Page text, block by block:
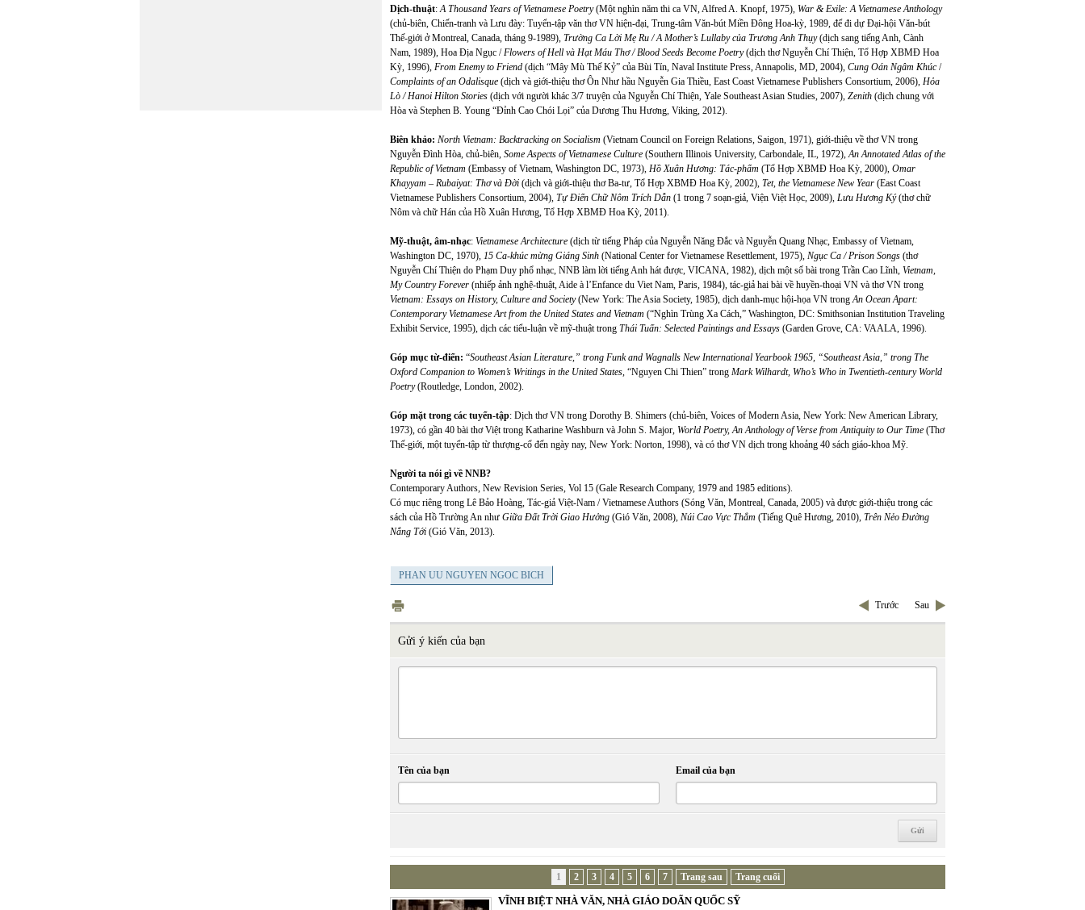
Dịch-thuật:A Thousand Years of Vietnamese Poetry(Một nghìn năm thi ca VN, Alfred A. Knopf, 1975), War & Exile: A Vietnamese Anthology
(chủ-biên, Chiến-tranh và Lưu đày: Tuyển-tập văn thơ VN hiện-đại, Trung-tâm Văn-bút Miền Đông Hoa-kỳ, 1989, để đi dự Đại-hội Văn-bút
Thế-giới ở Montreal, Canada, tháng 9-1989), Trường Ca Lời Mẹ Ru / A Mother’s Lullaby của Trương Anh Thụy(dịch sang tiếng Anh, Cành
Nam, 1989), Hoa Địa Ngục /Flowers of Hell và Hạt Máu Thơ / Blood Seeds Become Poetry(dịch thơ Nguyễn Chí Thiện, Tổ Hợp XBMĐ Hoa
Kỳ, 1996), From Enemy to Friend (dịch “Mây Mù Thế Kỷ” của Bùi Tín, Naval Institute Press, Annapolis, MD, 2004), Cung Oán Ngâm Khúc/
Complaints of an Odalisque (dịch và giới-thiệu thơ Ôn Như hầu Nguyễn Gia Thiều, East Coast Vietnamese Publishers Consortium, 2006), Hỏa
Lò / Hanoi Hilton Stories (dịch với người khác 3/7 truyện của Nguyễn Chí Thiện, Yale Southeast Asian Studies, 2007), Zenith (dịch chung với
Hòa và Stephen B. Young “Đỉnh Cao Chói Lọi” của Dương Thu Hương, Viking, 2012).
Biên khảo: North Vietnam: Backtracking on Socialism (Vietnam Council on Foreign Relations, Saigon, 1971), giới-thiệu về thơ VN trong
Nguyễn Đình Hòa, chủ-biên, Some Aspects of Vietnamese Culture (Southern Illinois University, Carbondale, IL, 1972),An Annotated Atlas of the
Republic of Vietnam (Embassy of Vietnam, Washington DC, 1973), Hồ Xuân Hương: Tác-phẩm (Tổ Hợp XBMĐ Hoa Kỳ, 2000), Omar
Khayyam – Rubaiyat: Thơ và Đời (dịch và giới-thiệu thơ Ba-tư, Tổ Hợp XBMĐ Hoa Kỳ, 2002), Tet, the Vietnamese New Year (East Coast
Vietnamese Publishers Consortium, 2004), Tự Điển Chữ Nôm Trích Dẫn (1 trong 7 soạn-giả, Viện Việt Học, 2009), Lưu Hương Ký(thơ chữ
Nôm và chữ Hán của Hồ Xuân Hương, Tổ Hợp XBMĐ Hoa Kỳ, 2011).
Mỹ-thuật, âm-nhạc: Vietnamese Architecture (dịch từ tiếng Pháp của Nguyễn Năng Đắc và Nguyễn Quang Nhạc, Embassy of Vietnam,
Washington DC, 1970), 15 Ca-khúc mừng Giáng Sinh (National Center for Vietnamese Resettlement, 1975), Ngục Ca / Prison Songs (thơ
Nguyễn Chí Thiện do Phạm Duy phổ nhạc, NNB làm lời tiếng Anh hát được, VICANA, 1982), dịch một số bài trong Trần Cao Lĩnh, Vietnam,
My Country Forever (nhiếp ảnh nghệ-thuật, Aide à l’Enfance du Viet Nam, Paris, 1984), tác-giả hai bài về huyền-thoại VN và thơ VN trong
Vietnam: Essays on History, Culture and Society(New York: The Asia Society, 1985), dịch danh-mục hội-họa VN trongAn Ocean Apart:
Contemporary Vietnamese Art from the United States and Vietnam (“Nghìn Trùng Xa Cách,” Washington, DC: Smithsonian Institution Traveling
Exhibit Service, 1995), dịch các tiểu-luận về mỹ-thuật trong Thái Tuấn: Selected Paintings and Essays (Garden Grove, CA: VAALA, 1996).
Góp mục từ-điển: “Southeast Asian Literature,” trong Funk and Wagnalls New International Yearbook 1965, “Southeast Asia,” trong The
Oxford Companion to Women’s Writings in the United States, “Nguyen Chi Thien” trong Mark Wilhardt, Who’s Who in Twentieth-century World
Poetry(Routledge, London, 2002).
Góp mặt trong các tuyển-tập: Dịch thơ VN trong Dorothy B. Shimers (chủ-biên, Voices of Modern Asia, New York: New American Library,
1973), có gần 40 bài thơ Việt trong Katharine Washburn và John S. Major, World Poetry, An Anthology of Verse from Antiquity to Our Time (Thơ
Thế-giới, một tuyển-tập từ thượng-cổ đến ngày nay, New York: Norton, 1998), và có thơ VN dịch trong khoảng 40 sách giáo-khoa Mỹ.
Người ta nói gì về NNB?
Contemporary Authors, New Revision Series, Vol 15 (Gale Research Company, 1979 and 1985 editions).
Có mục riêng trong Lê Bảo Hoàng, Tác-giả Việt-Nam / Vietnamese Authors (Sóng Văn, Montreal, Canada, 2005) và được giới-thiệu trong các
sách của Hồ Trường An như Giữa Đất Trời Giao Hưởng (Gió Văn, 2008), Núi Cao Vực Thẳm (Tiếng Quê Hương, 2010), Trên Nẻo Đường
Nắng Tới (Gió Văn, 2013).
PHAN UU NGUYEN NGOC BICH
Trước Sau
Gửi ý kiến của bạn
Tên của bạn Email của bạn
1 2 3 4 5 6 7 Trang sau Trang cuối
VĨNH BIỆT NHÀ VĂN, NHÀ GIÁO DOÃN QUỐC SỸ